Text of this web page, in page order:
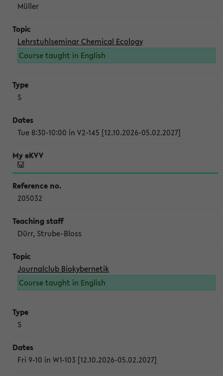
Müller
Lehrstuhlseminar Chemical Ecology
Course taught in English
S
Tue 8:30-10:00 in V2-145 [12.10.2026-05.02.2027]
205032
Dürr, Strube-Bloss
Journalclub Biokybernetik
Course taught in English
S
Fri 9-10 in W1-103 [12.10.2026-05.02.2027]